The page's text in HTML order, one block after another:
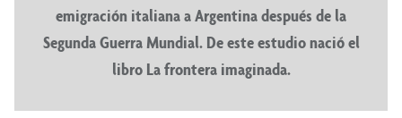
emigración italiana a Argentina después de la
Segunda Guerra Mundial. De este estudio nació el
libro La frontera imaginada.